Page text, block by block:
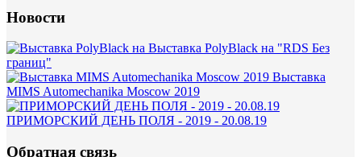
Новости
Выставка PolyBlack на "RDS Без
границ"
Выставка
MIMS Automechanika Moscow 2019
ПРИМОРСКИЙ ДЕНЬ ПОЛЯ - 2019 - 20.08.19
Обратная связь